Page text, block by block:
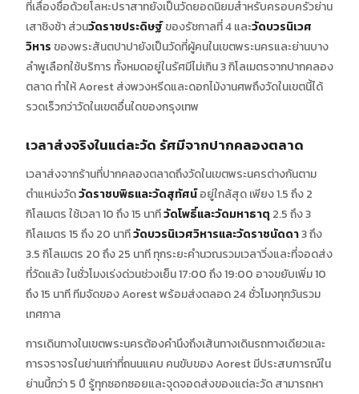
ที่เลื่องชื่อด้วยโลหะปราสาทยังเป็นวัดยอดนิยมสำหรับครอบครัวย่าน
เสาชิงช้า ส่วนวัดราชประดิษฐ์ของรัชกาลที่ 4 และวัดบวรนิเวศ
วิหาร ของพระสันตปาปายังเป็นวัดที่ผู้คนในเขตพระนครและย่านบาง
ลำพูเลือกใช้บริการ ทั้งหมดอยู่ในรัศมีไม่เกิน 3 กิโลเมตรจากปากคลอง
ตลาด ทำให้ Aorest ส่งพวงหรีดและดอกไม้งานศพถึงวัดในเขตนี้ได้
รวดเร็วกว่าวัดในเขตอื่นใดของกรุงเทพ
เวลาส่งจริงในแต่ละวัด รัศมีจากปากคลองตลาด
เวลาส่งจากร้านที่ปากคลองตลาดถึงวัดในเขตพระนครต่างกันตาม
ตำแหน่งวัดวัดราชบพิธและวัดสุทัศน์อยู่ใกล้สุด เพียง 1.5 ถึง 2
กิโลเมตร ใช้เวลา 10 ถึง 15 นาทีวัดโพธิ์และวัดมหาธาตุ2.5 ถึง 3
กิโลเมตร 15 ถึง 20 นาทีวัดบวรนิเวศวิหารและวัดราชนัดดา3 ถึง
3.5 กิโลเมตร 20 ถึง 25 นาที ทุกระยะคำนวณรวมเวลาวิ่งและที่จอดส่ง
ที่วัดแล้ว ในชั่วโมงเร่งด่วนช่วงเย็น 17:00 ถึง 19:00 อาจขยับเพิ่ม 10
ถึง 15 นาที ทีมจัดของ Aorest พร้อมส่งตลอด 24 ชั่วโมงทุกวันรวม
เทศกาล
การเดินทางในเขตพระนครต้องคำนึงถึงเส้นทางเดินรถทางเดียวและ
การจราจรในย่านเก่าที่ถนนแคบ คนขับของ Aorest มีประสบการณ์ใน
ย่านนี้กว่า 5 ปี รู้ทุกซอกซอยและจุดจอดส่งของแต่ละวัด สามารถหา